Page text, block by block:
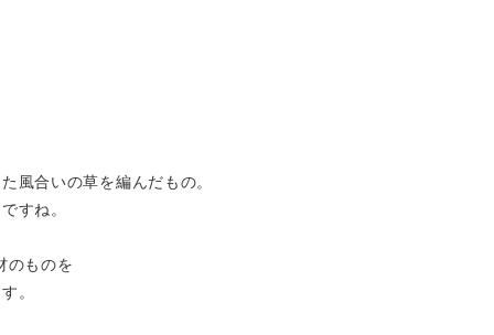
風合いの草を編んだもの。
すね。
のものを
。